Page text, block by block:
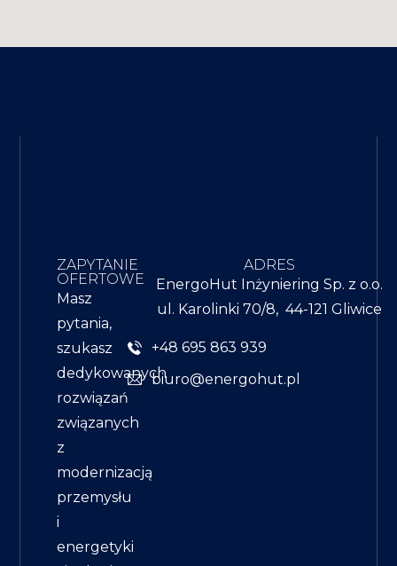
ZAPYTANIE
OFERTOWE
Masz
pytania,
szukasz
dedykowanych
rozwiązań
związanych
z
modernizacją
przemysłu
i
energetyki
ADRES
EnergoHut Inżyniering Sp. z o.o.
ul. Karolinki 70/8, 44-121 Gliwice
+48 695 863 939
biuro@energohut.pl